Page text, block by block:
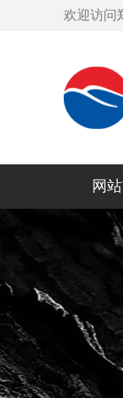
欢迎访问
网